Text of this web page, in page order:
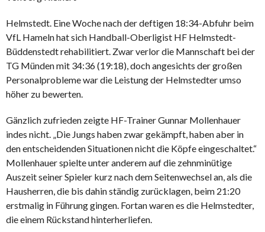
Helmstedt. Eine Woche nach der deftigen 18:34-Abfuhr beim
VfL Hameln hat sich Handball-Oberligist HF Helmstedt-
Büddenstedt rehabilitiert. Zwar verlor die Mannschaft bei der
TG Münden mit 34:36 (19:18), doch angesichts der großen
Personalprobleme war die Leistung der Helmstedter umso
höher zu bewerten.
Gänzlich zufrieden zeigte HF-Trainer Gunnar Mollenhauer
indes nicht. „Die Jungs haben zwar gekämpft, haben aber in
den entscheidenden Situationen nicht die Köpfe eingeschaltet.“
Mollenhauer spielte unter anderem auf die zehnminütige
Auszeit seiner Spieler kurz nach dem Seitenwechsel an, als die
Hausherren, die bis dahin ständig zurücklagen, beim 21:20
erstmalig in Führung gingen. Fortan waren es die Helmstedter,
die einem Rückstand hinterherliefen.